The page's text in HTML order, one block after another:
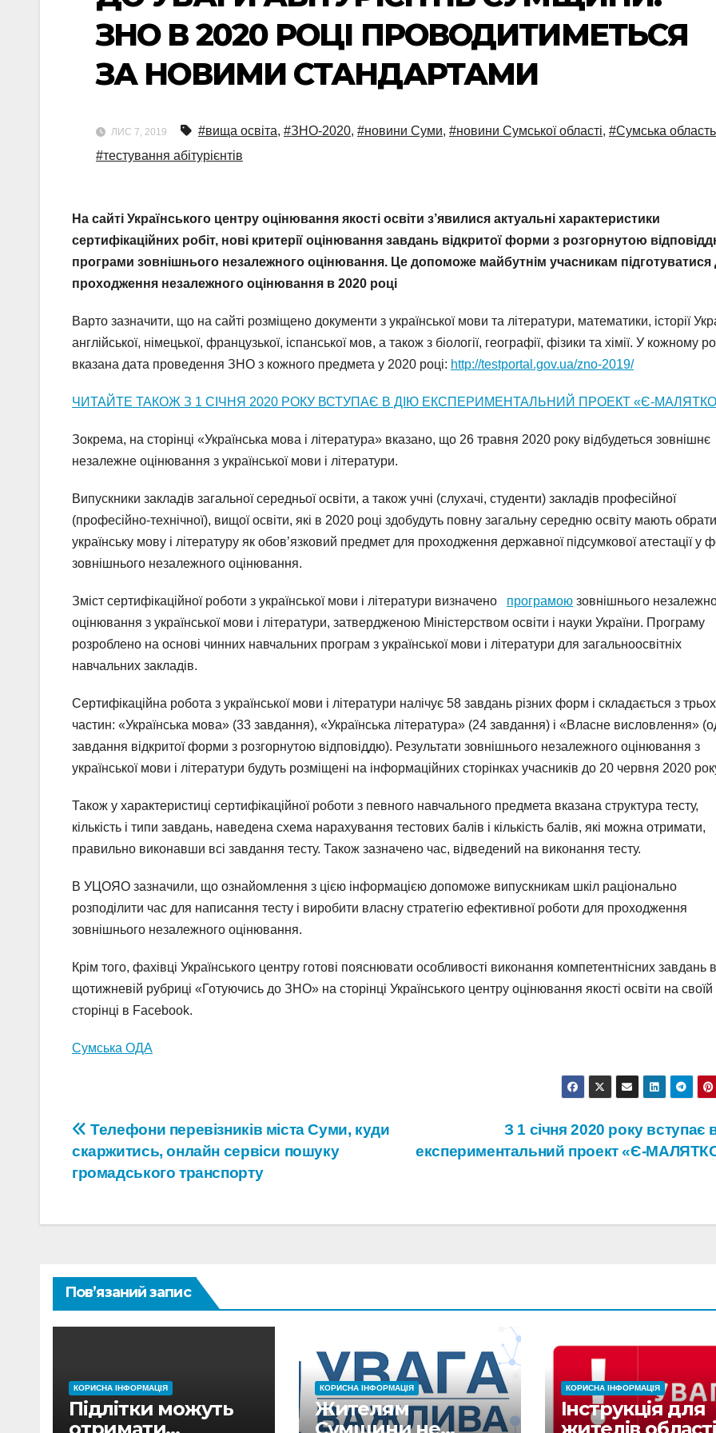
ЗНО В 2020 РОЦІ ПРОВОДИТИМЕТЬСЯ
ЗА НОВИМИ СТАНДАРТАМИ
ЛИС 7, 2019 #вища освіта, #ЗНО-2020, #новини Суми, #новини Сумської області, #Сумська область
#тестування абітурієнтів
На сайті Українського центру оцінювання якості освіти з’явилися актуальні характеристики
сертифікаційних робіт, нові критерії оцінювання завдань відкритої форми з розгорнутою
програми зовнішнього незалежного оцінювання. Це допоможе майбутнім учасникам підготуватися
проходження незалежного оцінювання в 2020 році
Варто зазначити, що на сайті розміщено документи з української мови та літератури, математики, історії
англійської, німецької, французької, іспанської мов, а також з біології, географії, фізики та хімії. У кожному
вказана дата проведення ЗНО з кожного предмета у 2020 році: http://testportal.gov.ua/zno-2019/
ЧИТАЙТЕ ТАКОЖ З 1 СІЧНЯ 2020 РОКУ ВСТУПАЄ В ДІЮ ЕКСПЕРИМЕНТАЛЬНИЙ ПРОЕКТ «Є-
Зокрема, на сторінці «Українська мова і література» вказано, що 26 травня 2020 року відбудеться зовнішнє
незалежне оцінювання з української мови і літератури.
Випускники закладів загальної середньої освіти, а також учні (слухачі, студенти) закладів професійної
(професійно-технічної), вищої освіти, які в 2020 році здобудуть повну загальну середню освіту мають обрати
українську мову і літературу як обов’язковий предмет для проходження державної підсумкової атестації у
зовнішнього незалежного оцінювання.
Зміст сертифікаційної роботи з української мови і літератури визначено програмою зовнішнього
оцінювання з української мови і літератури, затвердженою Міністерством освіти і науки України. Програму
розроблено на основі чинних навчальних програм з української мови і літератури для загальноосвітніх
навчальних закладів.
Сертифікаційна робота з української мови і літератури налічує 58 завдань різних форм і складається з трьох
частин: «Українська мова» (33 завдання), «Українська література» (24 завдання) і «Власне висловлення»
завдання відкритої форми з розгорнутою відповіддю). Результати зовнішнього незалежного оцінювання з
української мови і літератури будуть розміщені на інформаційних сторінках учасників до 20 червня 2020
Також у характеристиці сертифікаційної роботи з певного навчального предмета вказана структура тесту,
кількість і типи завдань, наведена схема нарахування тестових балів і кількість балів, які можна отримати,
правильно виконавши всі завдання тесту. Також зазначено час, відведений на виконання тесту.
В УЦОЯО зазначили, що ознайомлення з цією інформацією допоможе випускникам шкіл раціонально
розподілити час для написання тесту і виробити власну стратегію ефективної роботи для проходження
зовнішнього незалежного оцінювання.
Крім того, фахівці Українського центру готові пояснювати особливості виконання компетентнісних завдань в
щотижневій рубриці «Готуючись до ЗНО» на сторінці Українського центру оцінювання якості освіти на своїй
сторінці в Facebook.
Сумська ОДА
Навігація
записів
З 1 січня 2020 року вступає
експериментальний проект «Є-
Телефони перевізників міста Суми, куди
скаржитись, онлайн сервіси пошуку
громадського транспорту
Пов’язаний запис
КОРИСНА ІНФОРМАЦІЯ
Підлітки можуть
КОРИСНА ІНФОРМАЦІЯ
Жителям
КОРИСНА ІНФОРМАЦІЯ
Інструкція для